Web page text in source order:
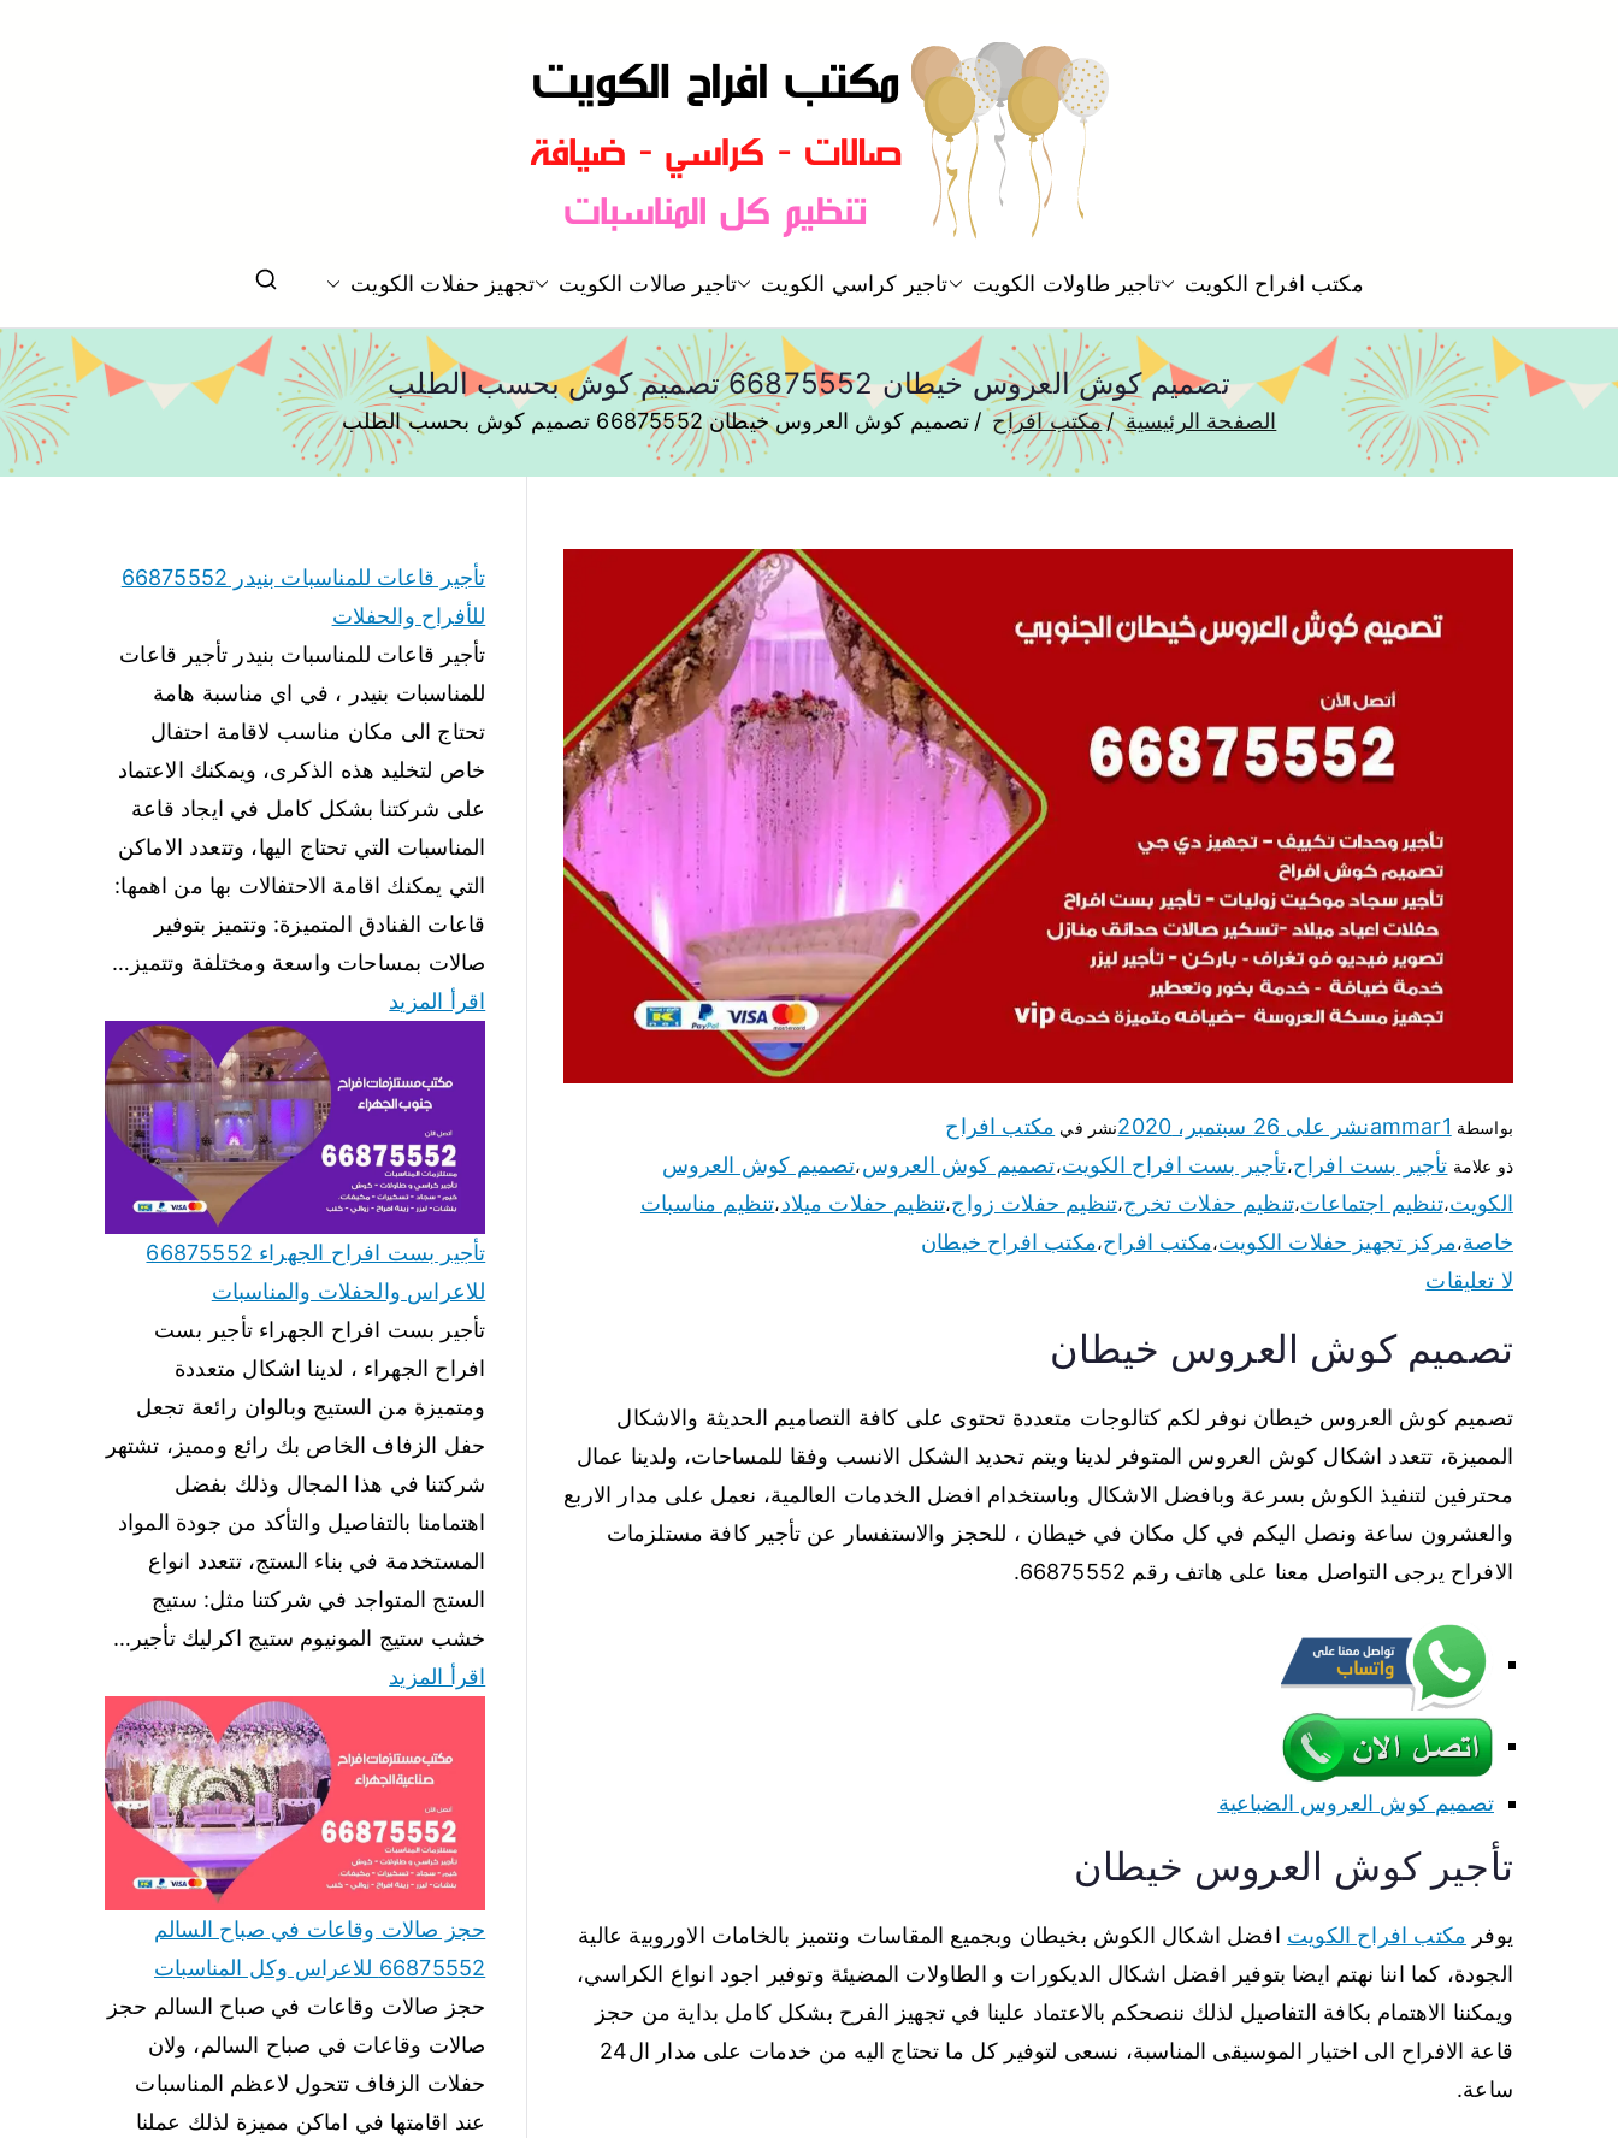
مكتب افراح
مكتب افراح و مناسبات و زواج و تخرج بالكويت مكتب افراح الكويت تاجير طاولات الكويت تاجير كراسي الكويت تاجير صالات الكويت تجهيز حفلات الكويت
تصميم كوش العروس خيطان 66875552 تصميم كوش بحسب الطلب
الصفحة الرئيسية مكتب افراح تصميم كوش العروس خيطان 66875552 تصميم كوش بحسب الطلب
بواسطة ammar1نشر على 26 سبتمبر، 2020 نشر في مكتب افراح
ذو علامة تأجير بست افراح،تأجير بست افراح الكويت،تصميم كوش العروس،تصميم كوش العروس
الكويت،تنظيم اجتماعات،تنظيم حفلات تخرج،تنظيم حفلات زواج،تنظيم حفلات ميلاد،تنظيم مناسبات
خاصة،مركز تجهيز حفلات الكويت،مكتب افراح،مكتب افراح خيطان
لا تعليقات
تصميم كوش العروس خيطان
تصميم كوش العروس خيطان نوفر لكم كتالوجات متعددة تحتوى على كافة التصاميم الحديثة والاشكال
المميزة، تتعدد اشكال كوش العروس المتوفر لدينا ويتم تحديد الشكل الانسب وفقا للمساحات، ولدينا عمال
محترفين لتنفيذ الكوش بسرعة وبافضل الاشكال وباستخدام افضل الخدمات العالمية، نعمل على مدار الاربع
والعشرون ساعة ونصل اليكم في كل مكان في خيطان ، للحجز والاستفسار عن تأجير كافة مستلزمات
الافراح يرجى التواصل معنا على هاتف رقم 66875552.
تصميم كوش العروس الضباعية
تأجير كوش العروس خيطان
يوفر مكتب افراح الكويت افضل اشكال الكوش بخيطان وبجميع المقاسات ونتميز بالخامات الاوروبية عالية
الجودة، كما اننا نهتم ايضا بتوفير افضل اشكال الديكورات و الطاولات المضيئة وتوفير اجود انواع الكراسي،
ويمكننا الاهتمام بكافة التفاصيل لذلك ننصحكم بالاعتماد علينا في تجهيز الفرح بشكل كامل بداية من حجز
قاعة الافراح الى اختيار الموسيقى المناسبة، نسعى لتوفير كل ما تحتاج اليه من خدمات على مدار ال24
ساعة.
تأجير قاعات للمناسبات بنيدر 66875552
للأفراح والحفلات
تأجير قاعات للمناسبات بنيدر تأجير قاعات
للمناسبات بنيدر ، في اي مناسبة هامة
تحتاج الى مكان مناسب لاقامة احتفال
خاص لتخليد هذه الذكرى، ويمكنك الاعتماد
على شركتنا بشكل كامل في ايجاد قاعة
المناسبات التي تحتاج اليها، وتتعدد الاماكن
التي يمكنك اقامة الاحتفالات بها من اهمها:
قاعات الفنادق المتميزة: وتتميز بتوفير
صالات بمساحات واسعة ومختلفة وتتميز…
اقرأ المزيد
تأجير بست افراح الجهراء 66875552
للاعراس والحفلات والمناسبات
تأجير بست افراح الجهراء تأجير بست
افراح الجهراء ، لدينا اشكال متعددة
ومتميزة من الستيج وبالوان رائعة تجعل
حفل الزفاف الخاص بك رائع ومميز، تشتهر
شركتنا في هذا المجال وذلك بفضل
اهتمامنا بالتفاصيل والتأكد من جودة المواد
المستخدمة في بناء الستج، تتعدد انواع
الستج المتواجد في شركتنا مثل: ستيج
خشب ستيج المونيوم ستيج اكرليك تأجير…
اقرأ المزيد
حجز صالات وقاعات في صباح السالم
66875552 للاعراس وكل المناسبات
حجز صالات وقاعات في صباح السالم حجز
صالات وقاعات في صباح السالم، ولان
حفلات الزفاف تتحول لاعظم المناسبات
عند اقامتها في اماكن مميزة لذلك عملنا